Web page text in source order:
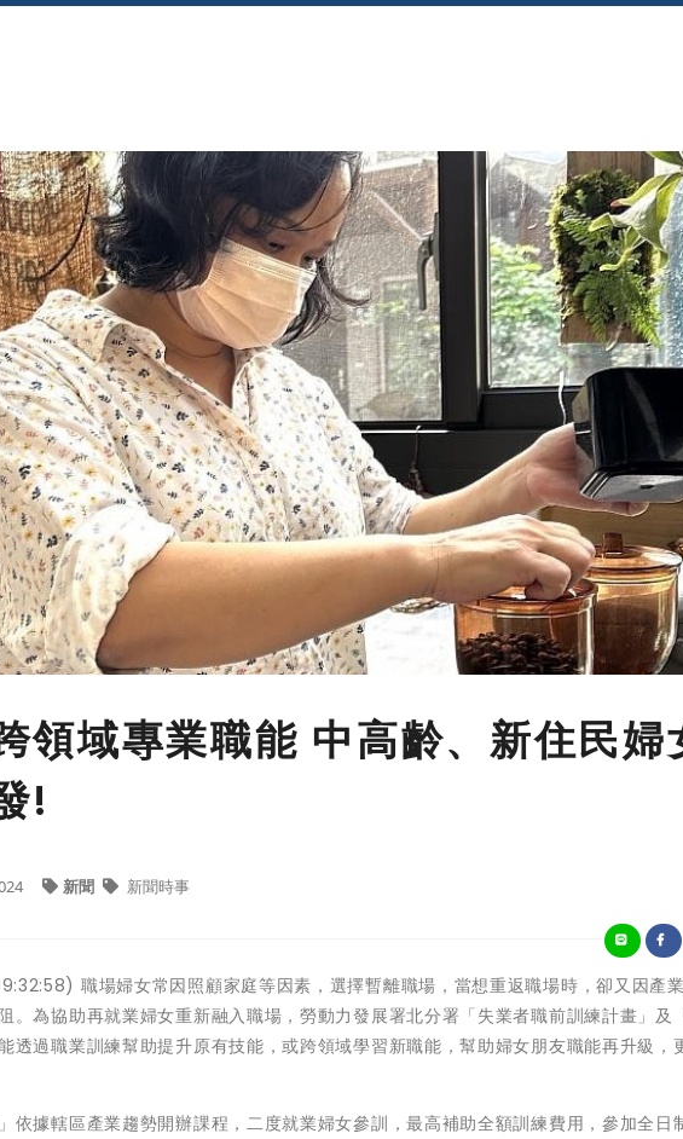
領域專業職能 中高齡、新住民婦
!
新聞 新聞時事
職場婦女常因照顧家庭等因素，選擇暫離職場，當想重返職場時，卻又因產
。為協助再就業婦女重新融入職場，勞動力發展署北分署「失業者職前訓練計畫」及
透過職業訓練幫助提升原有技能，或跨領域學習新職能，幫助婦女朋友職能再升級，
依據轄區產業趨勢開辦課程，二度就業婦女參訓，最高補助全額訓練費用，參加全日